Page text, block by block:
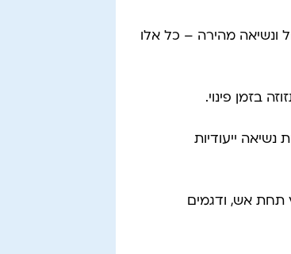
ונשיאה מהירה – כל אלו
בזמן פינוי.
ייעודיות
תחת אש, ודגמים